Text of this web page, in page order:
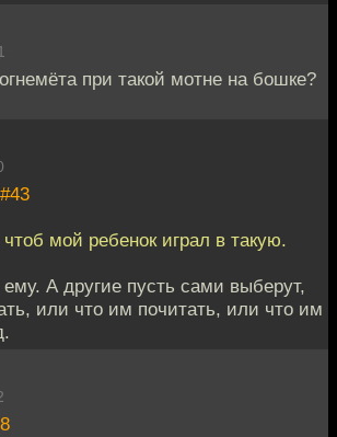
при такой мотне на бошке?
#43
мой ребенок играл в такую.
ему. А другие пусть сами выберут,
или что им почитать, или что им